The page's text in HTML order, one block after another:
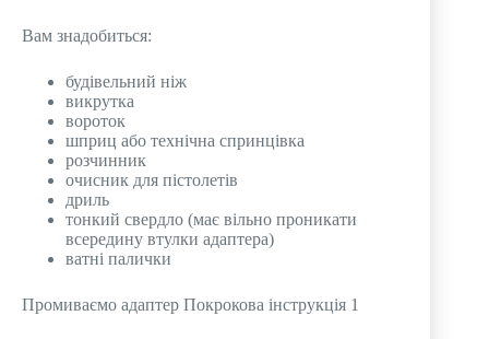
Вам знадобиться:
будівельний ніж
викрутка
вороток
шприц або технічна спринцівка
розчинник
очисник для пістолетів
дриль
тонкий свердло (має вільно проникати
всередину втулки адаптера)
ватні палички
Промиваємо адаптер Покрокова інструкція 1